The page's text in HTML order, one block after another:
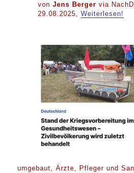
vonJens Berger via
29.08.2025,Weiterlesen!
umgebaut, Ärzte, Pfleger und